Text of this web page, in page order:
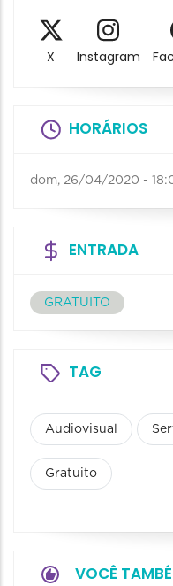
X Instagram
HORÁRIOS
dom, 26/04/2020 -
ENTRADA
GRATUITO
TAG
Audiovisual
Gratuito
VOCÊ